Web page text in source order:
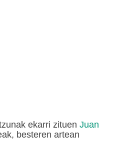
ekarri zituen Juan
besteren artean